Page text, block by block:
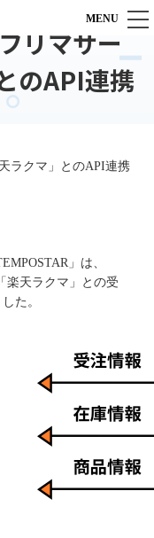
MENU
リマサー
のAPI連携
ラクマ」とのAPI連携
」は、
楽天ラクマ」との受
た。